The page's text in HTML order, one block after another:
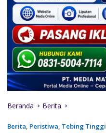
Beranda Berita
Berita, Peristiwa, Tebing Tinggi